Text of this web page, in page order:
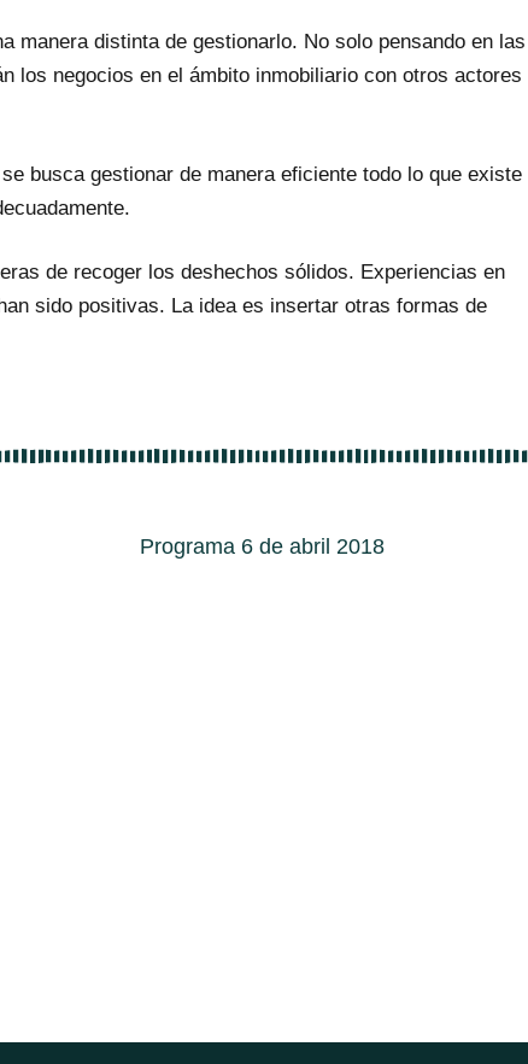
manera distinta de gestionarlo. No solo pensando en las
los negocios en el ámbito inmobiliario con otros actores
busca gestionar de manera eficiente todo lo que existe
de recoger los deshechos sólidos. Experiencias en
sido positivas. La idea es insertar otras formas de
Programa 6 de abril 2018